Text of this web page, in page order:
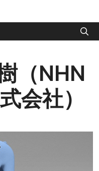
（NHN
会社）